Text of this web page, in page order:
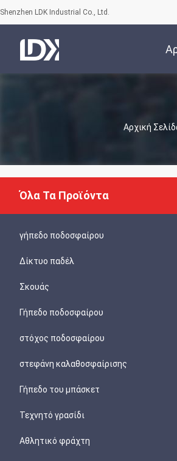
Shenzhen LDK Industrial Co., Ltd.
Αρχική
Όλα Τα Προϊόντα
γήπεδο ποδοσφαίρου
Δίκτυο παδέλ
Σκουάς
Γήπεδο ποδοσφαίρου
στόχος ποδοσφαίρου
στεφάνη καλαθοσφαίρισης
Γήπεδο του μπάσκετ
Τεχνητό γρασίδι
Αθλητικό φράχτη